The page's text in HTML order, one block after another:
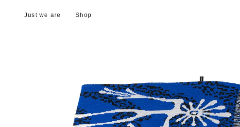
Just we are Shop